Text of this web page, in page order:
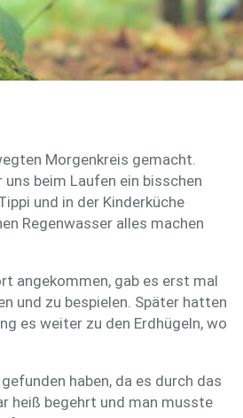
Morgenkreis gemacht.
beim Laufen ein bisschen
und in der Kinderküche
Regenwasser alles machen
angekommen, gab es erst mal
und zu bespielen. Später hatten
es weiter zu den Erdhügeln, wo
haben, da es durch das
heiß begehrt und man musste